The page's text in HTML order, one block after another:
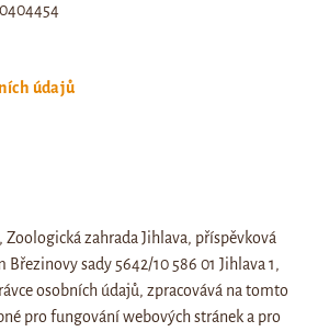
údajů
Zoologická zahrada Jihlava, příspěvková
Březinovy sady 5642/10 586 01 Jihlava 1,
osobních údajů, zpracovává na tomto
pro fungování webových stránek a pro